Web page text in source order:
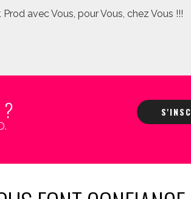
avec Vous, pour Vous, chez Vous !!!